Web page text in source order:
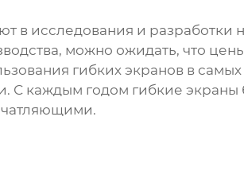
в исследования и разработки
можно ожидать, что
гибких экранов в
С каждым годом гибкие экраны